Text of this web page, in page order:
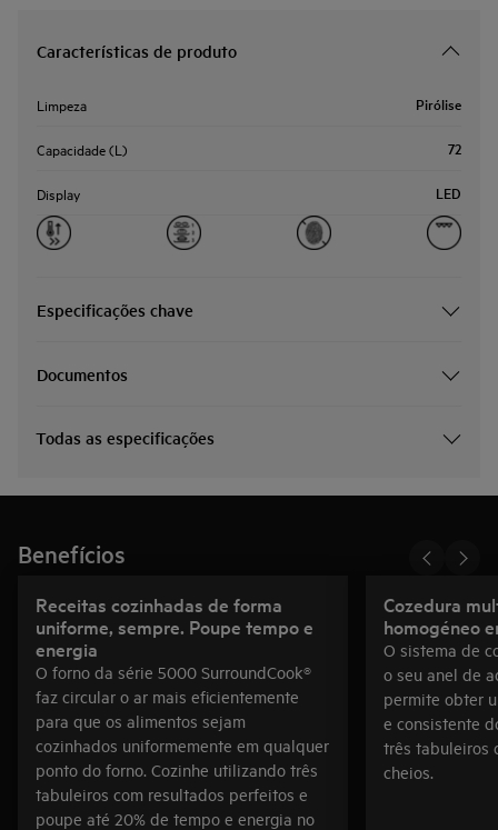
Características de produto
Limpeza Pirólise
Capacidade (L) 72
Display LED
Especificações chave
Documentos
Todas as especificações
Benefícios
Receitas cozinhadas de forma
uniforme, sempre. Poupe tempo e
energia
O forno da série 5000 SurroundCook®
faz circular o ar mais eficientemente
para que os alimentos sejam
cozinhados uniformemente em qualquer
ponto do forno. Cozinhe utilizando três
tabuleiros com resultados perfeitos e
poupe até 20% de tempo e energia no
Cozedura
homogéneo
O sistema de
o seu anel de
permite obter
e consistente
três tabuleiros
cheios.